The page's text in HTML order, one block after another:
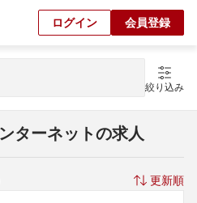
ログイン 会員登録
絞り込み
ターネットの求人
更新順